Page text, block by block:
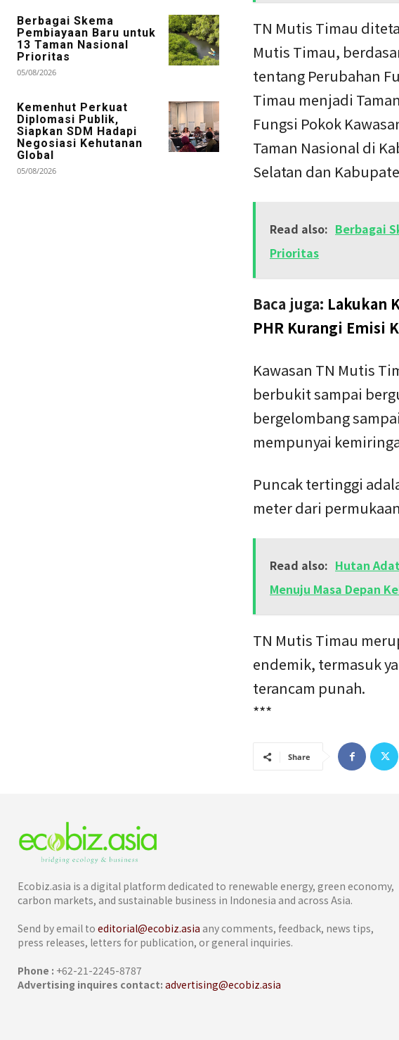
Berbagai Skema
Pembiayaan Baru untuk
13 Taman Nasional
Prioritas
05/08/2026
Kemenhut Perkuat
Diplomasi Publik,
Siapkan SDM Hadapi
Negosiasi Kehutanan
Global
05/08/2026
TN Mutis Timau
Mutis Timau,
tentang Perubahan
Timau menjadi
Fungsi Pokok
Taman Nasional di
Selatan dan
Read also: Berbagai
Prioritas
Baca juga: Lakukan
PHR Kurangi Emisi
Kawasan TN Mutis
berbukit sampai
bergelombang
mempunyai
Puncak tertinggi
meter dari
Read also: Hutan
Menuju Masa Depan
TN Mutis Timau
endemik, termasuk
terancam punah.
***
Share
Ecobiz.asia is a digital platform dedicated to renewable energy, green economy,
carbon markets, and sustainable business in Indonesia and across Asia.
Send by email to editorial@ecobiz.asia any comments, feedback, news tips,
press releases, letters for publication, or general inquiries.
Phone : +62-21-2245-8787
Advertising inquires contact: advertising@ecobiz.asia